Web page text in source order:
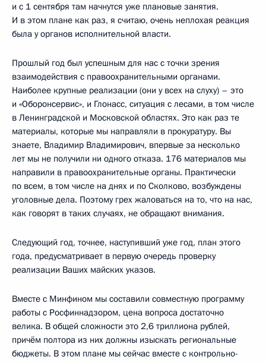
и с 1 сентября там начнутся уже плановые занятия.
И в этом плане как раз, я считаю, очень неплохая реакция
была у органов исполнительной власти.
Прошлый год был успешным для нас с точки зрения
взаимодействия с правоохранительными органами.
Наиболее крупные реализации (они у всех на слуху) – это
и «Оборонсервис», и Глонасс, ситуация с лесами, в том числе
в Ленинградской и Московской областях. Это как раз те
материалы, которые мы направляли в прокуратуру. Вы
знаете, Владимир Владимирович, впервые за несколько
лет мы не получили ни одного отказа. 176 материалов мы
направили в правоохранительные органы. Практически
по всем, в том числе на днях и по Сколково, возбуждены
уголовные дела. Поэтому грех жаловаться на то, что на нас,
как говорят в таких случаях, не обращают внимания.
Следующий год, точнее, наступивший уже год, план этого
года, предусматривает в первую очередь проверку
реализации Ваших майских указов.
Вместе с Минфином мы составили совместную программу
работы с Росфиннадзором, цена вопроса достаточно
велика. В общей сложности это 2,6 триллиона рублей,
причём полтора из них должны изыскать региональные
бюджеты. В этом плане мы сейчас вместе с контрольно-